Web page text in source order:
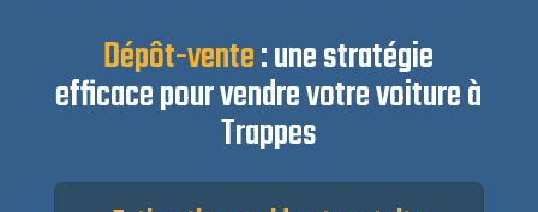
Dépôt-vente: une stratégie
efficace pour vendre votre voiture à
Trappes